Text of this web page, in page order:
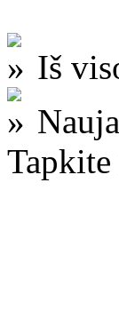
Iš
Tapkite